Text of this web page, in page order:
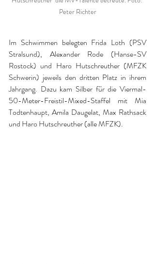
Peter Richter
Im Schwimmen belegten Frida Loth (PSV
Stralsund), Alexander Rode (Hanse-SV
Rostock) und Haro Hutschreuther (MFZK
Schwerin) jeweils den dritten Platz in ihrem
Jahrgang. Dazu kam Silber für die Viermal-
50-Meter-Freistil-Mixed-Staffel mit Mia
Todtenhaupt, Amila Daugelat, Max Rathsack
und Haro Hutschreuther (alle MFZK).